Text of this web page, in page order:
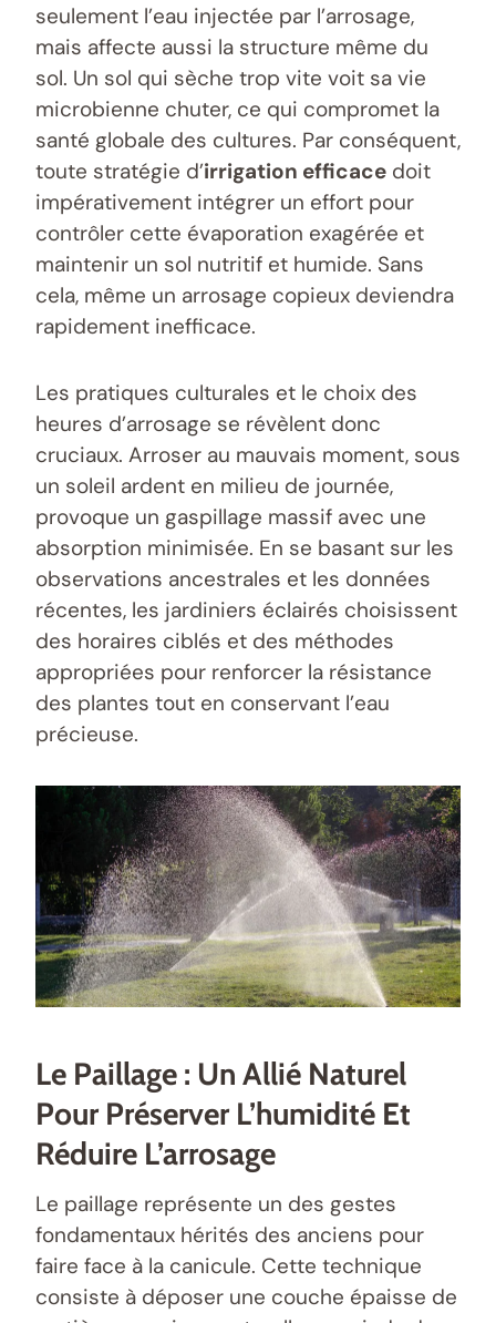
seulement l’eau injectée par l’arrosage,
mais affecte aussi la structure même du
sol. Un sol qui sèche trop vite voit sa vie
microbienne chuter, ce qui compromet la
santé globale des cultures. Par conséquent,
toute stratégie d’irrigation efficace doit
impérativement intégrer un effort pour
contrôler cette évaporation exagérée et
maintenir un sol nutritif et humide. Sans
cela, même un arrosage copieux deviendra
rapidement inefficace.
Les pratiques culturales et le choix des
heures d’arrosage se révèlent donc
cruciaux. Arroser au mauvais moment, sous
un soleil ardent en milieu de journée,
provoque un gaspillage massif avec une
absorption minimisée. En se basant sur les
observations ancestrales et les données
récentes, les jardiniers éclairés choisissent
des horaires ciblés et des méthodes
appropriées pour renforcer la résistance
des plantes tout en conservant l’eau
précieuse.
Le Paillage : Un Allié Naturel
Pour Préserver L’humidité Et
Réduire L’arrosage
Le paillage représente un des gestes
fondamentaux hérités des anciens pour
faire face à la canicule. Cette technique
consiste à déposer une couche épaisse de